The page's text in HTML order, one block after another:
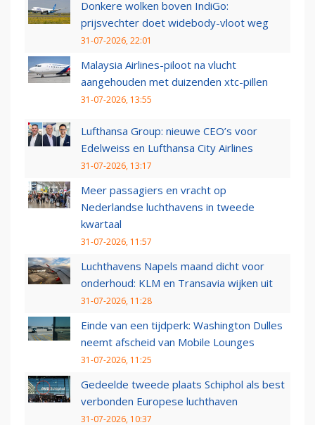
Donkere wolken boven IndiGo:
prijsvechter doet widebody-vloot weg
31-07-2026, 22:01
Malaysia Airlines-piloot na vlucht
aangehouden met duizenden xtc-pillen
31-07-2026, 13:55
Lufthansa Group: nieuwe CEO’s voor
Edelweiss en Lufthansa City Airlines
31-07-2026, 13:17
Meer passagiers en vracht op
Nederlandse luchthavens in tweede
kwartaal
31-07-2026, 11:57
Luchthavens Napels maand dicht voor
onderhoud: KLM en Transavia wijken uit
31-07-2026, 11:28
Einde van een tijdperk: Washington Dulles
neemt afscheid van Mobile Lounges
31-07-2026, 11:25
Gedeelde tweede plaats Schiphol als best
verbonden Europese luchthaven
31-07-2026, 10:37